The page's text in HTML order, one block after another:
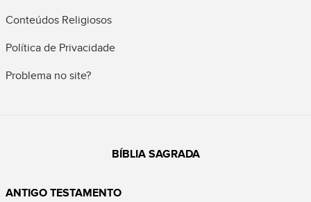
Conteúdos Religiosos
Política de Privacidade
Problema no site?
BÍBLIA SAGRADA
ANTIGO TESTAMENTO